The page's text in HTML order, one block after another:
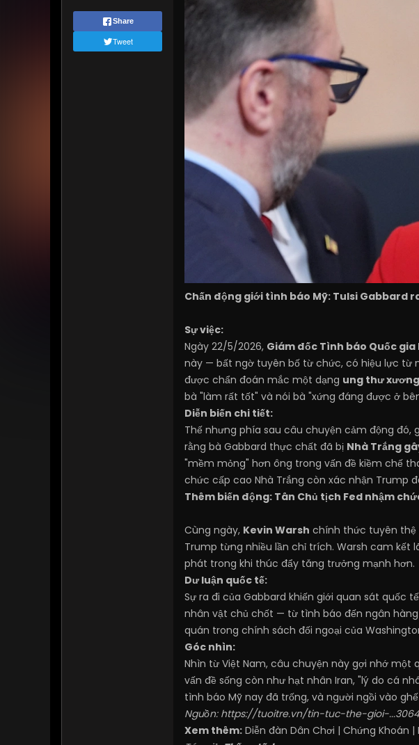
Share
Tweet
Chấn động giới tình báo Mỹ: Tulsi Gabbard
Sự việc:
Ngày 22/5/2026, Giám đốc Tình báo Quốc
này — bất ngờ tuyên bố từ chức, có hiệu lực từ
được chẩn đoán mắc một dạng ung thư
bà "làm rất tốt" và nói bà "xứng đáng được ở
Diễn biến chi tiết:
Thế nhưng phía sau câu chuyện cảm động đó,
rằng bà Gabbard thực chất đã bị Nhà Trắng
"mềm mỏng" hơn ông trong vấn đề kiềm chế
chức cấp cao Nhà Trắng còn xác nhận Trump
Thêm biến động: Tân Chủ tịch Fed nhậm
Cùng ngày, Kevin Warsh chính thức tuyên thệ
Trump từng nhiều lần chỉ trích. Warsh cam kết
phát trong khi thúc đẩy tăng trưởng mạnh hơn.
Dư luận quốc tế:
Sự ra đi của Gabbard khiến giới quan sát quốc
nhân vật chủ chốt — từ tình báo đến ngân
quán trong chính sách đối ngoại của
Góc nhìn:
Nhìn từ Việt Nam, câu chuyện này gợi nhớ
vấn đề sống còn như hạt nhân Iran, "lý do cá
tình báo Mỹ nay đã trống, và người ngồi vào
Nguồn: https://tuoitre.vn/tin-tuc-the-gioi-
Xem thêm: Diễn đàn Dân Chơi | Chứng Khoán |